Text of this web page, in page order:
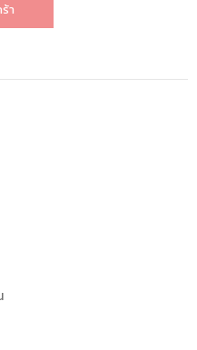
า